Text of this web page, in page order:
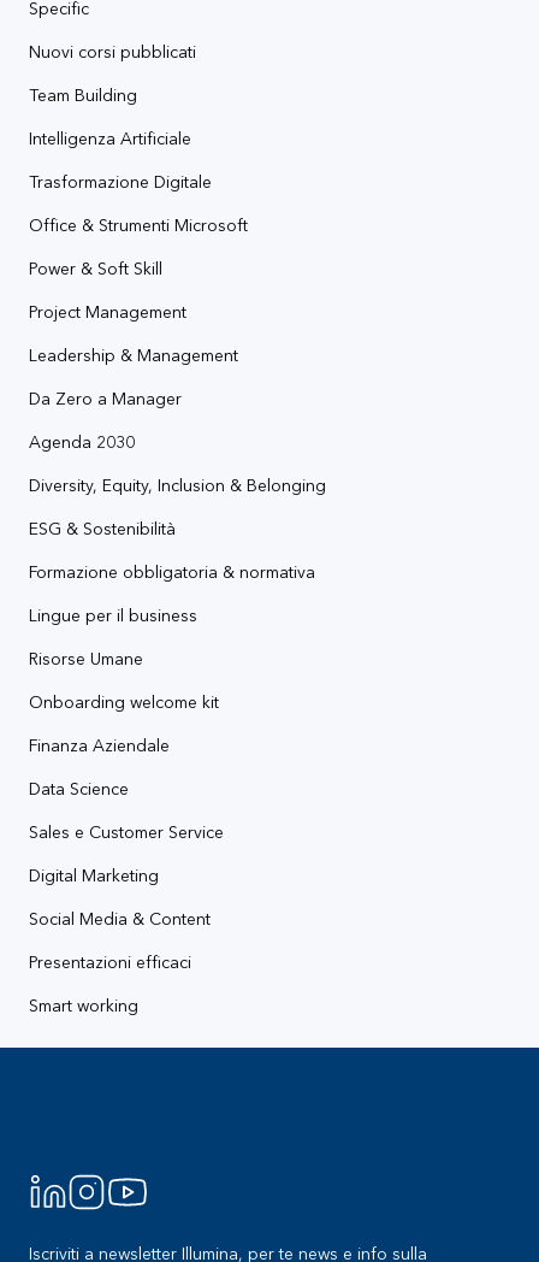
Specific
Nuovi corsi pubblicati
Team Building
Intelligenza Artificiale
Trasformazione Digitale
Office & Strumenti Microsoft
Power & Soft Skill
Project Management
Leadership & Management
Da Zero a Manager
Agenda 2030
Diversity, Equity, Inclusion & Belonging
ESG & Sostenibilità
Formazione obbligatoria & normativa
Lingue per il business
Risorse Umane
Onboarding welcome kit
Finanza Aziendale
Data Science
Sales e Customer Service
Digital Marketing
Social Media & Content
Presentazioni efficaci
Smart working
Iscriviti a newsletter Illumina, per te news e info sulla